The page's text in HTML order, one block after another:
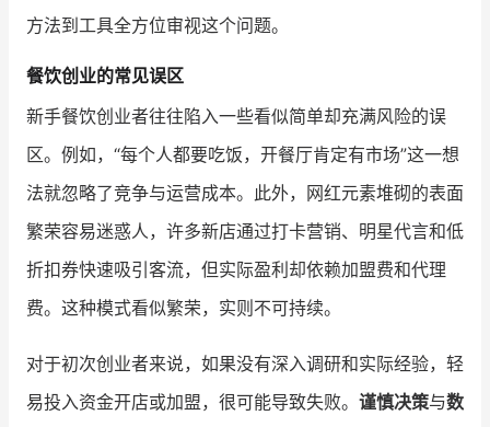
增长俱乐部
增长俱乐部 有赞商盟
商家社区 社群交流
合作共进
入驻有赞 认证代理商
认证服务商 设计服务商
有赞云 数据通服务
方法到工具全方位审视这个问题。
餐饮创业的常见误区
新手餐饮创业者往往陷入一些看似简单却充满风险的误
区。例如，“每个人都要吃饭，开餐厅肯定有市场”这一想
法就忽略了竞争与运营成本。此外，网红元素堆砌的表面
繁荣容易迷惑人，许多新店通过打卡营销、明星代言和低
折扣券快速吸引客流，但实际盈利却依赖加盟费和代理
费。这种模式看似繁荣，实则不可持续。
对于初次创业者来说，如果没有深入调研和实际经验，轻
易投入资金开店或加盟，很可能导致失败。 谨慎决策与数